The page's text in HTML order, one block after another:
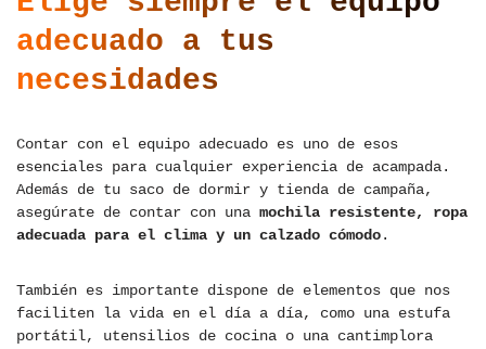
adecuado a tus
necesidades
Contar con el equipo adecuado es uno de esos
esenciales para cualquier experiencia de acampada.
Además de tu saco de dormir y tienda de campaña,
asegúrate de contar con una mochila resistente, ropa
adecuada para el clima y un calzado cómodo.
También es importante dispone de elementos que nos
faciliten la vida en el día a día, como una estufa
portátil, utensilios de cocina o una cantimplora